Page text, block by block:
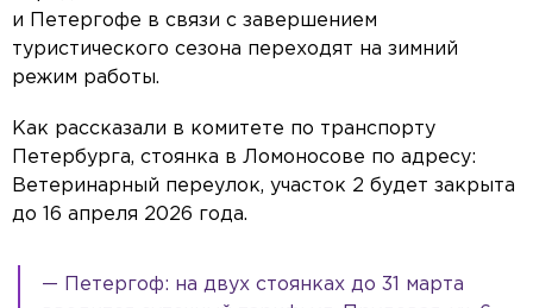
и Петергофе в связи с завершением
туристического сезона переходят на зимний
режим работы.
Как рассказали в комитете по транспорту
Петербурга, стоянка в Ломоносове по адресу:
Ветеринарный переулок, участок 2 будет закрыта
до 16 апреля 2026 года.
— Петергоф: на двух стоянках до 31 марта